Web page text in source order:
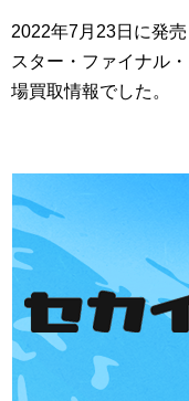
2022年7月23日に発
スター・ファイナル
場買取情報でした。